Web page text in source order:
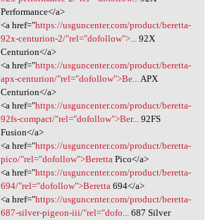
Performance</a>
<a href="https://usguncenter.com/product/beretta-
92x-centurion-2/"rel="dofollow">...92X
Centurion</a>
<a href="https://usguncenter.com/product/beretta-
apx-centurion/"rel="dofollow">Be...APX
Centurion</a>
<a href="https://usguncenter.com/product/beretta-
92fs-compact/"rel="dofollow">Ber...92FS
Fusion</a>
<a href="https://usguncenter.com/product/beretta-
pico/"rel="dofollow">BerettaPico</a>
<a href="https://usguncenter.com/product/beretta-
694/"rel="dofollow">Beretta694</a>
<a href="https://usguncenter.com/product/beretta-
687-silver-pigeon-iii/"rel="dofo...687 Silver